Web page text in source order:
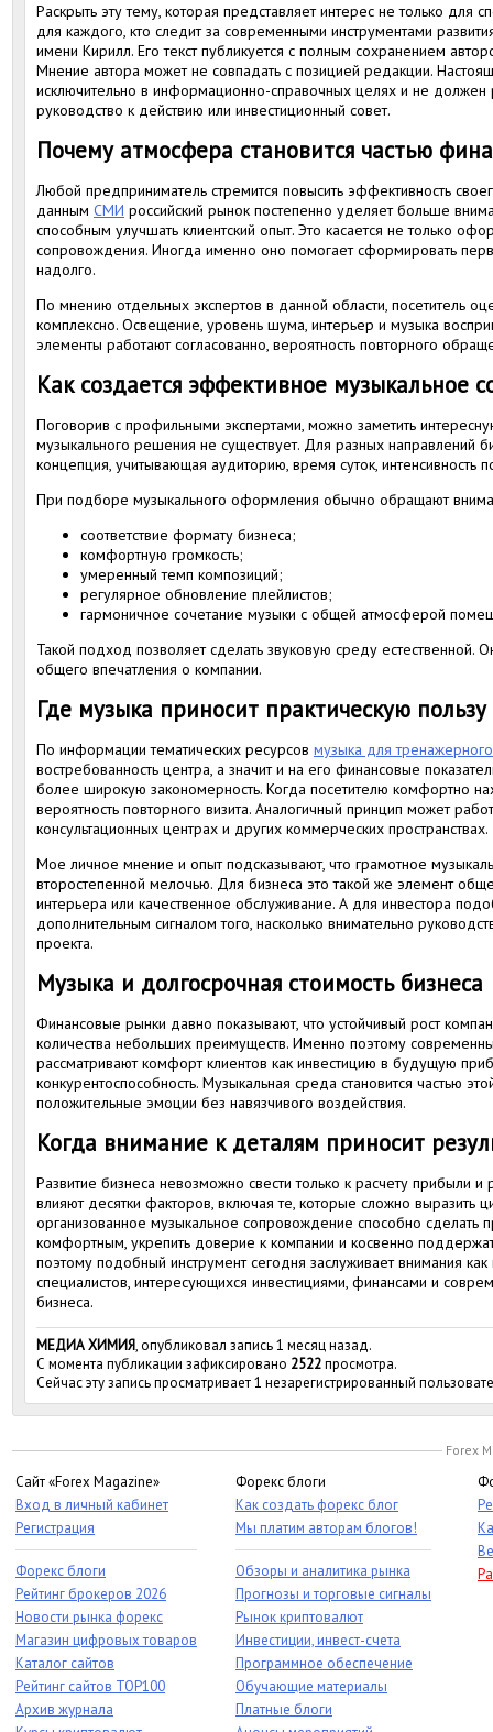
Раскрыть эту тему, которая представляет интерес не только для
для каждого, кто следит за современными инструментами
имени Кирилл. Его текст публикуется с полным сохранением
Мнение автора может не совпадать с позицией редакции.
исключительно в информационно-справочных целях и не должен
руководство к действию или инвестиционный совет.
Почему атмосфера становится частью
Любой предприниматель стремится повысить эффективность
данным СМИ российский рынок постепенно уделяет больше
способным улучшать клиентский опыт. Это касается не только
сопровождения. Иногда именно оно помогает сформировать
надолго.
По мнению отдельных экспертов в данной области, посетитель
комплексно. Освещение, уровень шума, интерьер и музыка
элементы работают согласованно, вероятность повторного
Как создается эффективное музыкальное
Поговорив с профильными экспертами, можно заметить
музыкального решения не существует. Для разных направлений
концепция, учитывающая аудиторию, время суток, интенсивность
При подборе музыкального оформления обычно обращают
соответствие формату бизнеса;
комфортную громкость;
умеренный темп композиций;
регулярное обновление плейлистов;
гармоничное сочетание музыки с общей атмосферой
Такой подход позволяет сделать звуковую среду естественной.
общего впечатления о компании.
Где музыка приносит практическую пользу
По информации тематических ресурсов музыка для
востребованность центра, а значит и на его финансовые
более широкую закономерность. Когда посетителю комфортно
вероятность повторного визита. Аналогичный принцип может
консультационных центрах и других коммерческих пространствах.
Мое личное мнение и опыт подсказывают, что грамотное
второстепенной мелочью. Для бизнеса это такой же элемент
интерьера или качественное обслуживание. А для инвестора
дополнительным сигналом того, насколько внимательно
проекта.
Музыка и долгосрочная стоимость бизнеса
Финансовые рынки давно показывают, что устойчивый рост
количества небольших преимуществ. Именно поэтому
рассматривают комфорт клиентов как инвестицию в будущую
конкурентоспособность. Музыкальная среда становится частью
положительные эмоции без навязчивого воздействия.
Когда внимание к деталям приносит
Развитие бизнеса невозможно свести только к расчету прибыли
влияют десятки факторов, включая те, которые сложно выразить
организованное музыкальное сопровождение способно сделать
комфортным, укрепить доверие к компании и косвенно
поэтому подобный инструмент сегодня заслуживает внимания
специалистов, интересующихся инвестициями, финансами и
бизнеса.
МЕДИА ХИМИЯ, опубликовал запись 1 месяц назад.
С момента публикации зафиксировано 2522просмотра.
Сейчас эту запись просматривает 1 незарегистрированный
Forex
Сайт «Forex Magazine»
Вход в личный кабинет
Регистрация
Форекс блоги
Рейтинг брокеров 2026
Новости рынка форекс
Магазин цифровых товаров
Каталог сайтов
Рейтинг сайтов TOP100
Архив журнала
Форекс блоги
Как создать форекс блог
Мы платим авторам блогов!
Обзоры и аналитика рынка
Прогнозы и торговые сигналы
Рынок криптовалют
Инвестиции, инвест-счета
Программное обеспечение
Обучающие материалы
Платные блоги